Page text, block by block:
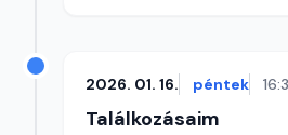
2026. 01. 16. péntek
Találkozásaim